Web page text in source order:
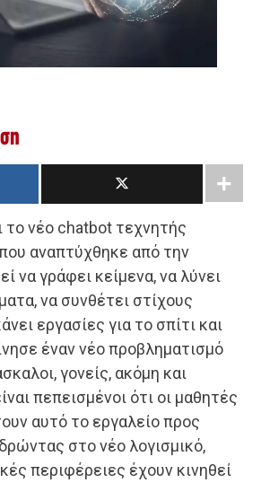
το νέο chatbot τεχνητής
αναπτύχθηκε από την
να γράφει κείμενα, να λύνει
να συνθέτει στίχους
εργασίες για το σπίτι και
έναν νέο προβληματισμό
γονείς, ακόμη και
πεπεισμένοι ότι οι μαθητές
αυτό το εργαλείο προς
στο νέο λογισμικό,
περιφέρειες έχουν κινηθεί